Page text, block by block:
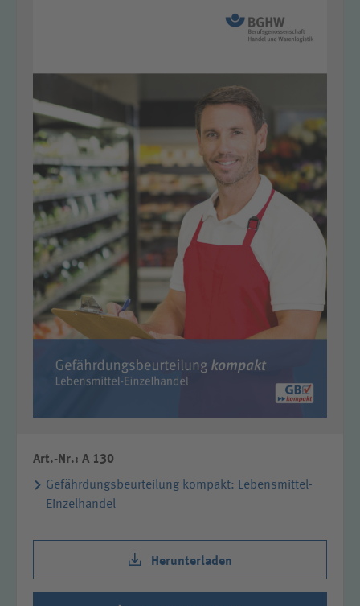
Art.-Nr.: A 130
Gefährdungsbeurteilung kompakt: Lebensmittel-
Einzelhandel
Herunterladen